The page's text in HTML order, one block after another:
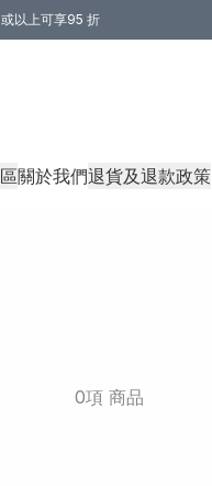
以上可享95 折
關於我們退貨及退款政策
0項 商品